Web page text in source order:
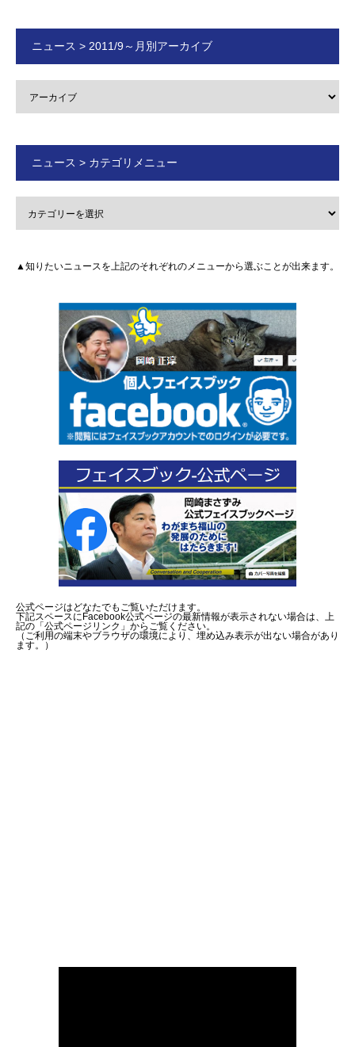
ニュース > 2011/9～月別アーカイブ
ニュース > カテゴリメニュー
▲知りたいニュースを上記のそれぞれのメニューから選ぶことが出来ます。
公式ページはどなたでもご覧いただけます。
下記スペースにFacebook公式ページの最新情報が表示されない場合は、上
記の「公式ページリンク」からご覧ください。
（ご利用の端末やブラウザの環境により、埋め込み表示が出ない場合があり
ます。）